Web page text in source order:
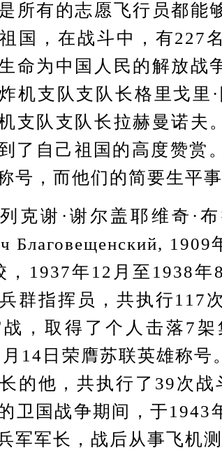
所有的志愿飞行员都能
国，在战斗中，有227
命为中国人民的解放战
机支队支队长格里戈里
支队支队长拉赫曼诺夫
了自己祖国的高度赞赏
号，而他们的简要生平事
谢·谢尔盖耶维奇·布
Благовещенский,
，1937年12月至1938年
群指挥员，共执行117
，取得了个人击落7架
14日荣膺苏联英雄称号
的他，共执行了39次
卫国战争期间，于1943
军军长，战后从事飞机